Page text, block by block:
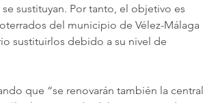
sustituyan. Por tanto, el objetivo es
del municipio de Vélez-Málaga
sustituirlos debido a su nivel de
que “se renovarán también la central